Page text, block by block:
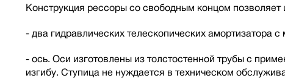
Конструкция рессоры со свободным концом
- два гидравлических телескопических амортизатора
- ось. Оси изготовлены из толстостенной трубы с
изгибу. Ступица не нуждается в техническом